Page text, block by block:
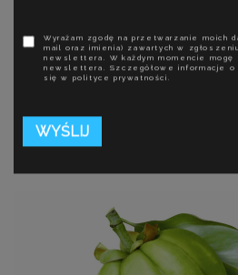
Wyrażam zgodę na przetwarzanie moich
mail oraz imienia) zawartych w
newslettera. W każdym momencie
newslettera. Szczegółowe informacje o
się w polityce prywatności.
W suplementach na stawy czy na
się składniki takie jak kolagen,
hialuronowy. Pytanie, czy...